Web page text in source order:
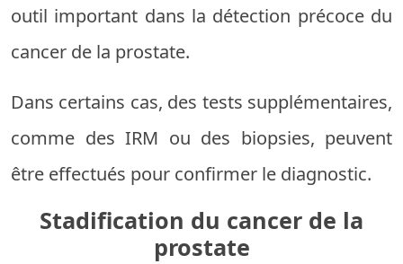
outil important dans la détection précoce du
cancer de la prostate.
Dans certains cas, des tests supplémentaires,
comme des IRM ou des biopsies, peuvent
être effectués pour confirmer le diagnostic.
Stadification du cancer de la
prostate